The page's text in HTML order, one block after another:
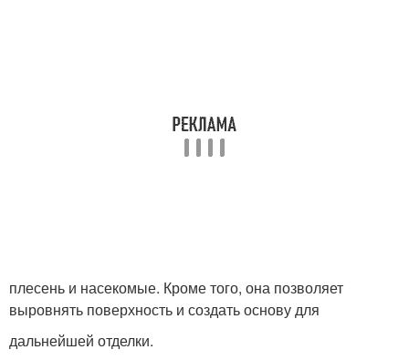
плесень и насекомые. Кроме того, она позволяет
выровнять поверхность и создать основу для
дальнейшей отделки.